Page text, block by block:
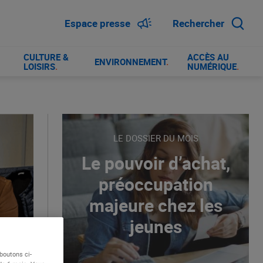
Espace presse Rechercher
CULTURE &
LOISIRS. ENVIRONNEMENT.
ACCÈS AU
NUMÉRIQUE.
LE DOSSIER DU MOIS
Le pouvoir d’achat,
préoccupation
majeure chez les
jeunes
ci-